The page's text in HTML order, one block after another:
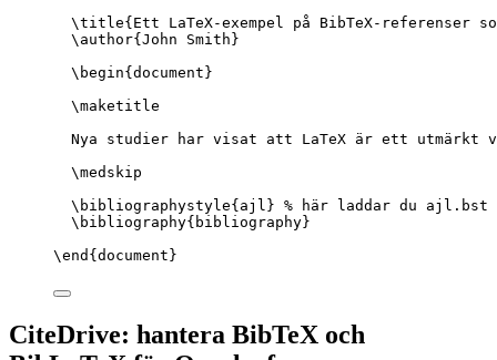
\title{Ett LaTeX-exempel på BibTeX-
\author{John Smith}
\begin{ document }
\maketitle
Nya studier har visat att LaTeX är ett utmärkt
\medskip
\bibliographystyle{ajl} % här laddar du ajl.bst
\bibliography{bibliography}
\end { document }
CiteDrive: hantera BibTeX och